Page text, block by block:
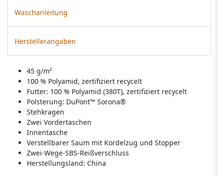
Waschanleitung
Herstellerangaben
45 g/m²
100 % Polyamid, zertifiziert recycelt
Futter: 100 % Polyamid (380T), zertifiziert recycelt
Polsterung: DuPont™ Sorona®
Stehkragen
Zwei Vordertaschen
Innentasche
Verstellbarer Saum mit Kordelzug und Stopper
Zwei-Wege-SBS-Reißverschluss
Herstellungsland: China